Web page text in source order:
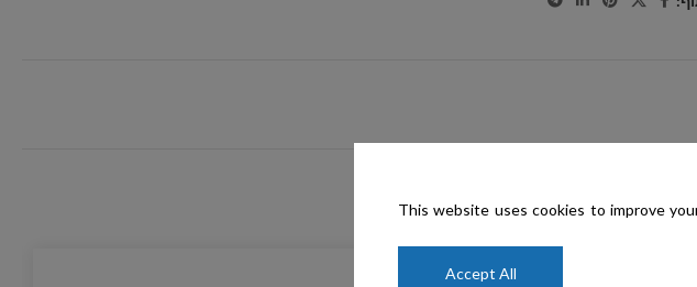
This website uses cookies to improve
Accept All